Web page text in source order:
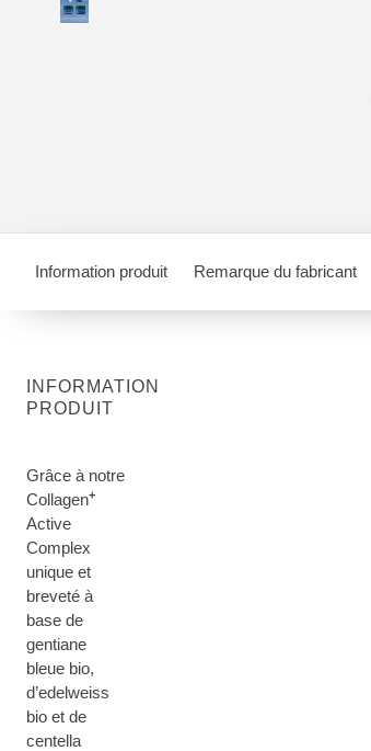
Information produit Remarque du fabricant
INFORMATION
PRODUIT
Grâce à notre
Collagen+
Active
Complex
unique et
breveté à
base de
gentiane
bleue bio,
d’edelweiss
bio et de
centella